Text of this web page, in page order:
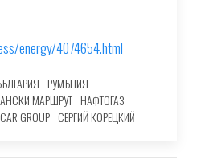
energy/4074654.html
РУМЪНИЯ
МАРШРУТ НАФТОГАЗ
GROUP СЕРГИЙ КОРЕЦКИЙ